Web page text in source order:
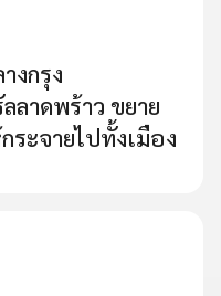
งกรุง
ลาดพร้าว ขยาย
ะจายไปทั้งเมือง